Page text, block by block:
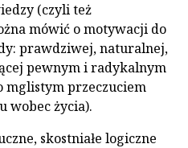
(czyli też
mówić o motywacji do
prawdziwej, naturalnej,
pewnym i radykalnym
mglistym przeczuciem
wobec życia).
skostniałe logiczne